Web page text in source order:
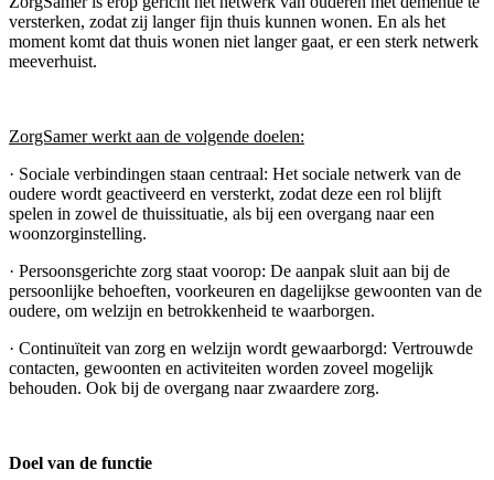
versterken, zodat zij langer fijn thuis kunnen wonen. En als het
moment komt dat thuis wonen niet langer gaat, er een sterk netwerk
meeverhuist.
ZorgSamer werkt aan de volgende doelen:
· Sociale verbindingen staan centraal: Het sociale netwerk van de
oudere wordt geactiveerd en versterkt, zodat deze een rol blijft
spelen in zowel de thuissituatie, als bij een overgang naar een
woonzorginstelling.
· Persoonsgerichte zorg staat voorop: De aanpak sluit aan bij de
persoonlijke behoeften, voorkeuren en dagelijkse gewoonten van de
oudere, om welzijn en betrokkenheid te waarborgen.
· Continuïteit van zorg en welzijn wordt gewaarborgd: Vertrouwde
contacten, gewoonten en activiteiten worden zoveel mogelijk
behouden. Ook bij de overgang naar zwaardere zorg.
Doel van de functie